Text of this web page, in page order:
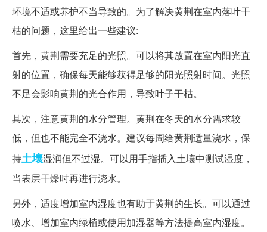
环境不适或养护不当导致的。为了解决黄荆在室内落叶干
枯的问题，这里给出一些建议:
首先，黄荆需要充足的光照。可以将其放置在室内阳光直
射的位置，确保每天能够获得足够的阳光照射时间。光照
不足会影响黄荆的光合作用，导致叶子干枯。
其次，注意黄荆的水分管理。黄荆在冬天的水分需求较
低，但也不能完全不浇水。建议每周给黄荆适量浇水，保
持土壤湿润但不过湿。可以用手指插入土壤中测试湿度，
当表层干燥时再进行浇水。
另外，适度增加室内湿度也有助于黄荆的生长。可以通过
喷水、增加室内绿植或使用加湿器等方法提高室内湿度。